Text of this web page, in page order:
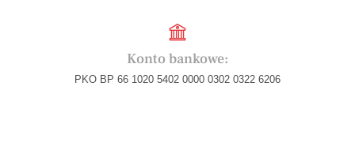
Konto bankowe:
PKO BP 66 1020 5402 0000 0302 0322 6206